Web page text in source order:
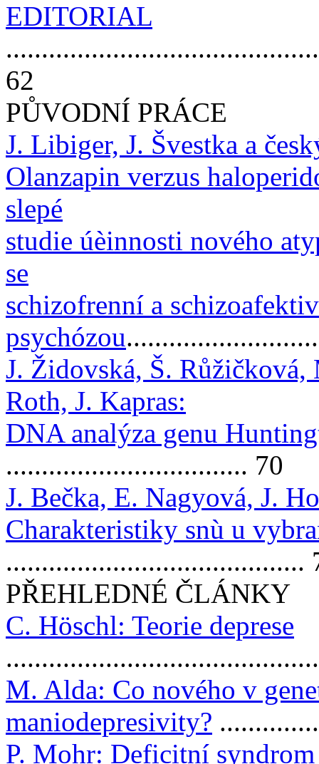
EDITORIAL
62
PŮVODNÍ PRÁCE
J. Libiger, J. Švestka a
Olanzapin verzus
slepé
studie úèinnosti nového
se
schizofrenní a
psychózou
J. Židovská, Š.
Roth, J. Kapras:
DNA analýza genu
.................................. 70
J. Bečka, E. Nagyová, J.
Charakteristiky snù u
..........................................
PŘEHLEDNÉ ČLÁNKY
C. Höschl: Teorie deprese
M. Alda: Co nového v
maniodepresivity?
P. Mohr: Deficitní